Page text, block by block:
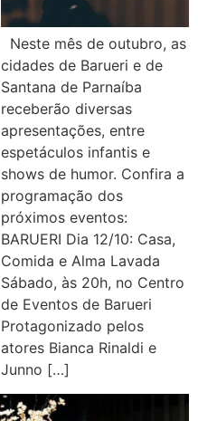
Neste mês de outubro, as
cidades de Barueri e de
Santana de Parnaíba
receberão diversas
apresentações, entre
espetáculos infantis e
shows de humor. Confira a
programação dos
próximos eventos:
BARUERI Dia 12/10: Casa,
Comida e Alma Lavada
Sábado, às 20h, no Centro
de Eventos de Barueri
Protagonizado pelos
atores Bianca Rinaldi e
Junno […]